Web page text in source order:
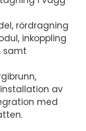
rördragning
inkoppling
samt
av
med